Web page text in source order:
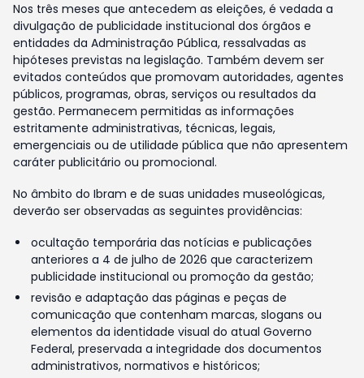
Nos três meses que antecedem as eleições, é vedada a
divulgação de publicidade institucional dos órgãos e
entidades da Administração Pública, ressalvadas as
hipóteses previstas na legislação. Também devem ser
evitados conteúdos que promovam autoridades, agentes
públicos, programas, obras, serviços ou resultados da
gestão. Permanecem permitidas as informações
estritamente administrativas, técnicas, legais,
emergenciais ou de utilidade pública que não apresentem
caráter publicitário ou promocional.
No âmbito do Ibram e de suas unidades museológicas,
deverão ser observadas as seguintes providências:
ocultação temporária das notícias e publicações
anteriores a 4 de julho de 2026 que caracterizem
publicidade institucional ou promoção da gestão;
revisão e adaptação das páginas e peças de
comunicação que contenham marcas, slogans ou
elementos da identidade visual do atual Governo
Federal, preservada a integridade dos documentos
administrativos, normativos e históricos;